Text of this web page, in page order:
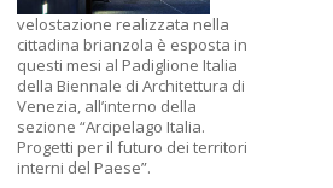
velostazione realizzata nella
cittadina brianzola è esposta in
questi mesi al Padiglione Italia
della Biennale di Architettura di
Venezia, all’interno della
sezione “Arcipelago Italia.
Progetti per il futuro dei territori
interni del Paese”.